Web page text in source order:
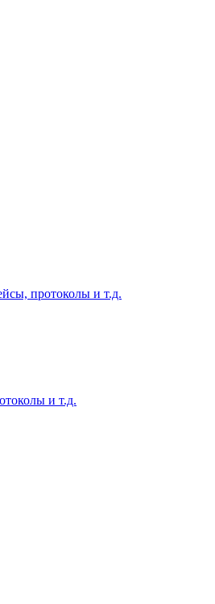
протоколы и т.д.
и т.д.